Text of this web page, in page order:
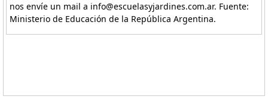
nos envíe un mail a info@escuelasyjardines.com.ar. Fuente:
Ministerio de Educación de la República Argentina.